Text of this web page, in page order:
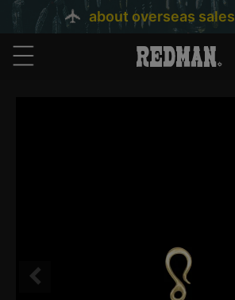
about overseas sales